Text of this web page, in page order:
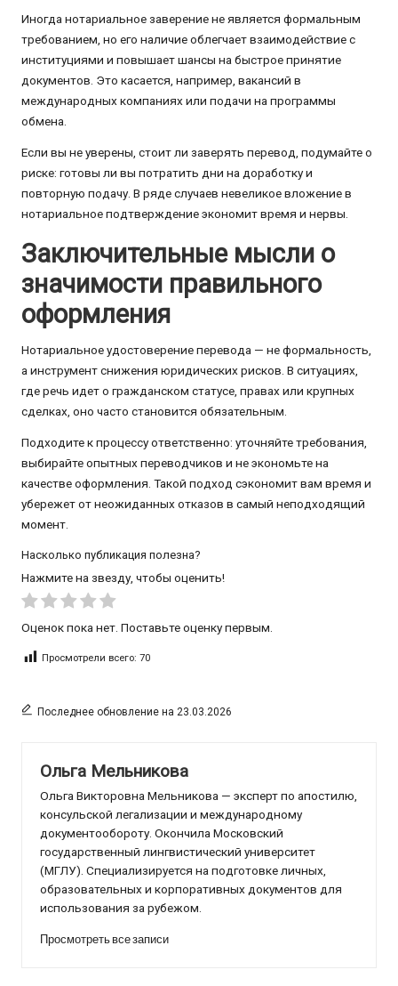
Иногда нотариальное заверение не является формальным
требованием, но его наличие облегчает взаимодействие с
институциями и повышает шансы на быстрое принятие
документов. Это касается, например, вакансий в
международных компаниях или подачи на программы
обмена.
Если вы не уверены, стоит ли заверять перевод, подумайте о
риске: готовы ли вы потратить дни на доработку и
повторную подачу. В ряде случаев невеликое вложение в
нотариальное подтверждение экономит время и нервы.
Заключительные мысли о
значимости правильного
оформления
Нотариальное удостоверение перевода — не формальность,
а инструмент снижения юридических рисков. В ситуациях,
где речь идет о гражданском статусе, правах или крупных
сделках, оно часто становится обязательным.
Подходите к процессу ответственно: уточняйте требования,
выбирайте опытных переводчиков и не экономьте на
качестве оформления. Такой подход сэкономит вам время и
убережет от неожиданных отказов в самый неподходящий
момент.
Насколько публикация полезна?
Нажмите на звезду, чтобы оценить!
Оценок пока нет. Поставьте оценку первым.
Просмотрели всего: 70
Последнее обновление на 23.03.2026
Ольга Мельникова
Ольга Викторовна Мельникова — эксперт по апостилю,
консульской легализации и международному
документообороту. Окончила Московский
государственный лингвистический университет
(МГЛУ). Специализируется на подготовке личных,
образовательных и корпоративных документов для
использования за рубежом.
Просмотреть все записи